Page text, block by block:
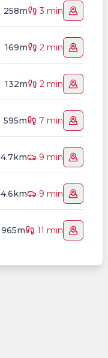
258m 3 min
169m 2 min
132m 2 min
595m 7 min
4.7km 9 min
4.6km 9 min
965m 11 min